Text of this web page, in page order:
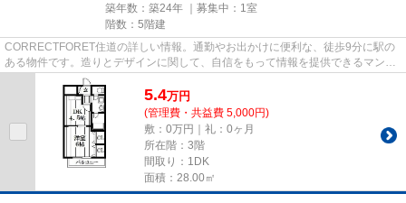
築年数：築24年 ｜募集中： 1室
階数：5階建
CORRECTFORET住道の詳しい情報。通勤やお出かけに便利な、徒歩9分に駅の
ある物件です。造りとデザインに関して、自信をもって情報を提供できるマンシ
ョンです。暖かな陽射しが心地よい...
5.4万円
(管理費・共益費 5,000円)
敷：0万円｜礼：0ヶ月
所在階：3階
間取り：1DK
面積：28.00㎡